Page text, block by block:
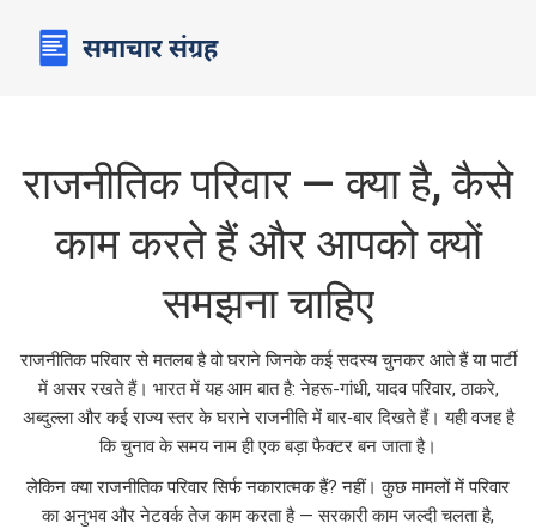
राजनीतिक परिवार — क्या है, कैसे
काम करते हैं और आपको क्यों
समझना चाहिए
राजनीतिक परिवार से मतलब है वो घराने जिनके कई सदस्य चुनकर आते हैं या पार्टी
में असर रखते हैं। भारत में यह आम बात है: नेहरू-गांधी, यादव परिवार, ठाकरे,
अब्दुल्ला और कई राज्य स्तर के घराने राजनीति में बार‑बार दिखते हैं। यही वजह है
कि चुनाव के समय नाम ही एक बड़ा फैक्टर बन जाता है।
लेकिन क्या राजनीतिक परिवार सिर्फ नकारात्मक हैं? नहीं। कुछ मामलों में परिवार
का अनुभव और नेटवर्क तेज काम करता है — सरकारी काम जल्दी चलता है,